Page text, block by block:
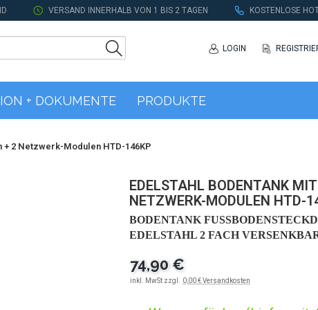
VERSAND INNERHALB VON 1 BIS 2 TAGEN KOSTENLOSE
LOGIN
+ DOKUMENTE PRODUKTE
2 Netzwerk-Modulen HTD-146KP
EDELSTAHL BODENTANK
NETZWERK-MODULEN HTD-
BODENTANK
DELSTAHL 2 FACH VERSENKBAR
74,90 €
inkl. MwSt zzgl. 0,00 € Versandkosten